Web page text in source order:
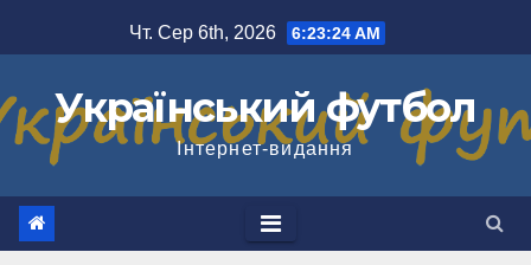
до
Чт. Сер 6th, 2026 6:23:24 AM
Український футбол
Інтернет-видання